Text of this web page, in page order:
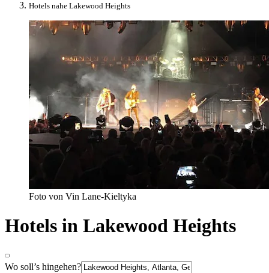
Hotels nahe Lakewood Heights
Foto von Vin Lane-Kieltyka
Hotels in Lakewood Heights
Wo soll’s hingehen?